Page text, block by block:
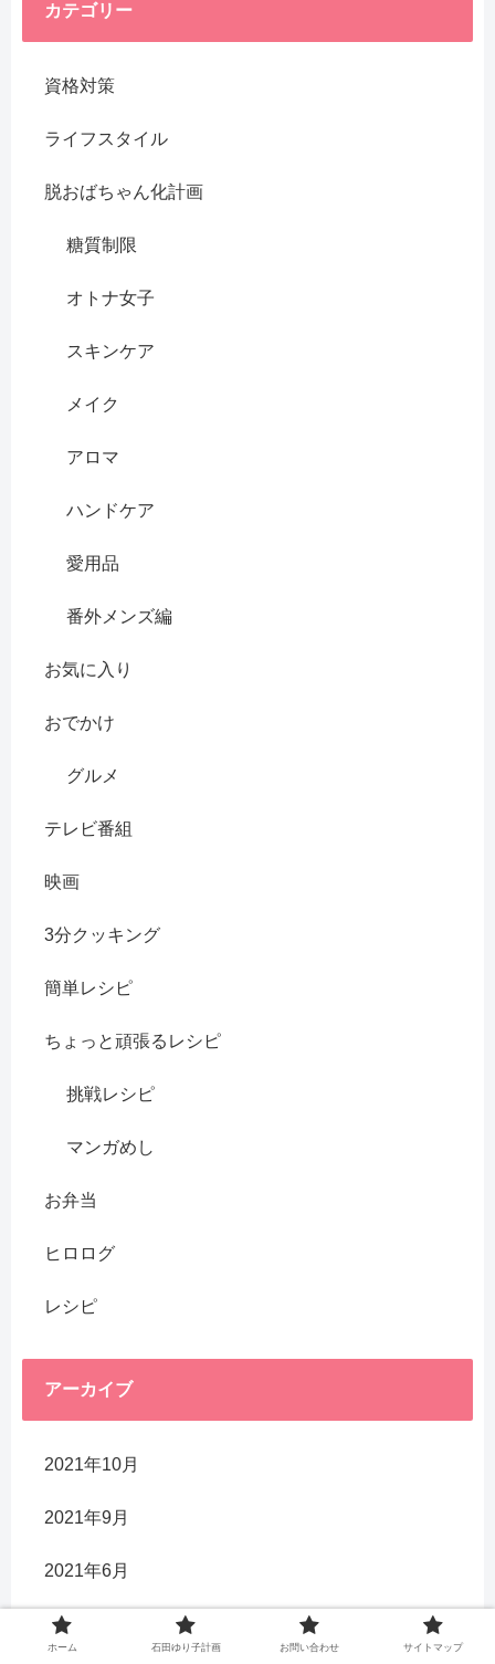
カテゴリー
資格対策
ライフスタイル
脱おばちゃん化計画
糖質制限
オトナ女子
スキンケア
メイク
アロマ
ハンドケア
愛用品
番外メンズ編
お気に入り
おでかけ
グルメ
テレビ番組
映画
3分クッキング
簡単レシピ
ちょっと頑張るレシピ
挑戦レシピ
マンガめし
お弁当
ヒロログ
レシピ
アーカイブ
2021年10月
2021年9月
2021年6月
2021年5月
ホーム 石田ゆり子計画 お問い合わせ サイトマップ